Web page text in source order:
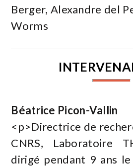
Berger, Alexandre del
Worms
Béatrice Picon-Vallin
<p>Directrice de
CNRS, Laboratoire
dirigé pendant 9 ans